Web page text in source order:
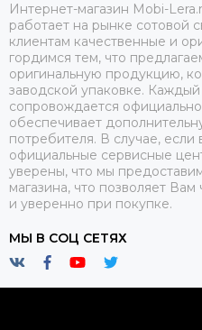
Интернет-магазин Mobi-
работает на рынке сотовой
клиентам качественные и
гордимся тем, что
оригинальную продукцию,
заводской упаковке.
сопровождается
обеспечивает
потребителя. В случае, если
официальные сервисные
уверены, что мы
магазина, что позволяет
и уверенно при покупке.
МЫ В СОЦ СЕТЯХ